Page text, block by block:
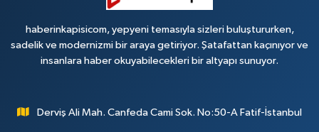
haberinkapisicom, yepyeni temasıyla sizleri buluştururken,
sadelik ve modernizmi bir araya getiriyor. Şatafattan kaçınıyor ve
insanlara haber okuyabilecekleri bir altyapı sunuyor.
Derviş Ali Mah. Canfeda Cami Sok. No:50-A Fatif-İstanbul